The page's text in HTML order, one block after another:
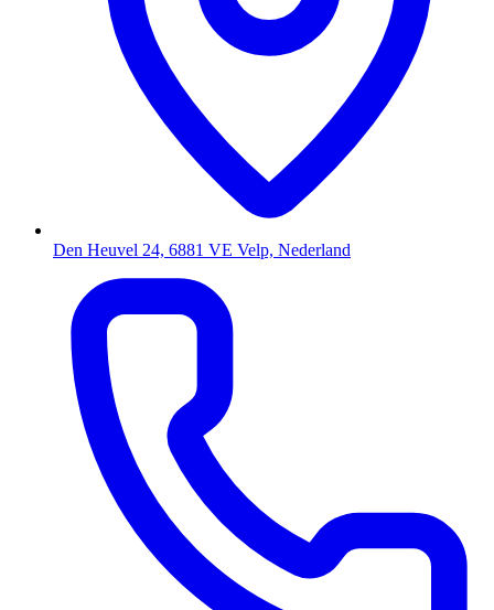
Den Heuvel 24, 6881 VE Velp, Nederland